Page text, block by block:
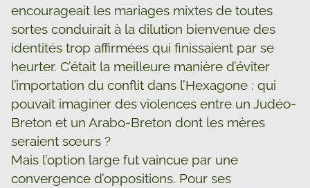
encourageait les mariages mixtes de toutes
sortes conduirait à la dilution bienvenue des
identités trop affirmées qui finissaient par se
heurter. C’était la meilleure manière d’éviter
l’importation du conflit dans l’Hexagone : qui
pouvait imaginer des violences entre un Judéo-
Breton et un Arabo-Breton dont les mères
seraient sœurs ?
Mais l’option large fut vaincue par une
convergence d’oppositions. Pour ses